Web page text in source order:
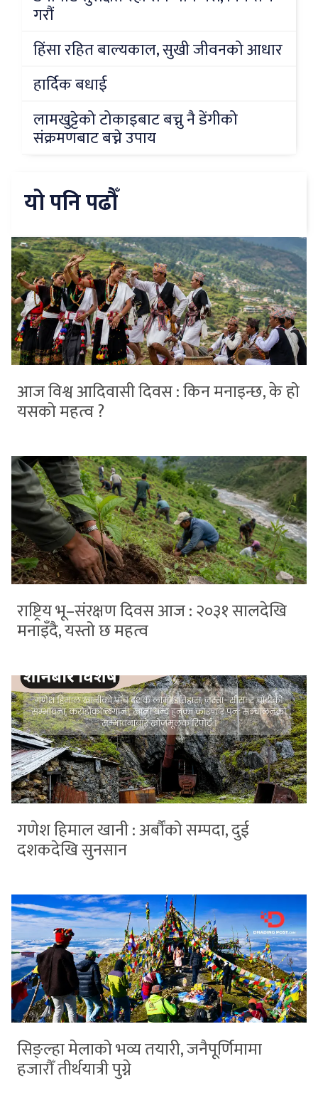
गरौं
हिंसा रहित बाल्यकाल, सुखी जीवनको आधार
हार्दिक बधाई
लामखुट्टेको टोकाइबाट बच्नु नै डेंगीको
संक्रमणबाट बच्ने उपाय
यो पनि पढौँ
आज विश्व आदिवासी दिवस : किन मनाइन्छ, के हो
यसको महत्व ?
राष्ट्रिय भू–संरक्षण दिवस आज : २०३१ सालदेखि
मनाइँदै, यस्तो छ महत्व
गणेश हिमाल खानी : अर्बौंको सम्पदा, दुई
दशकदेखि सुनसान
सिङ्ल्हा मेलाको भव्य तयारी, जनैपूर्णिमामा
हजारौँ तीर्थयात्री पुग्ने